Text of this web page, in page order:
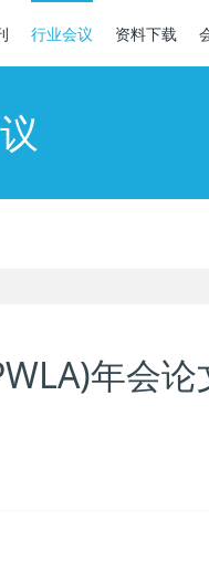
行业会议 资料下载
年会论